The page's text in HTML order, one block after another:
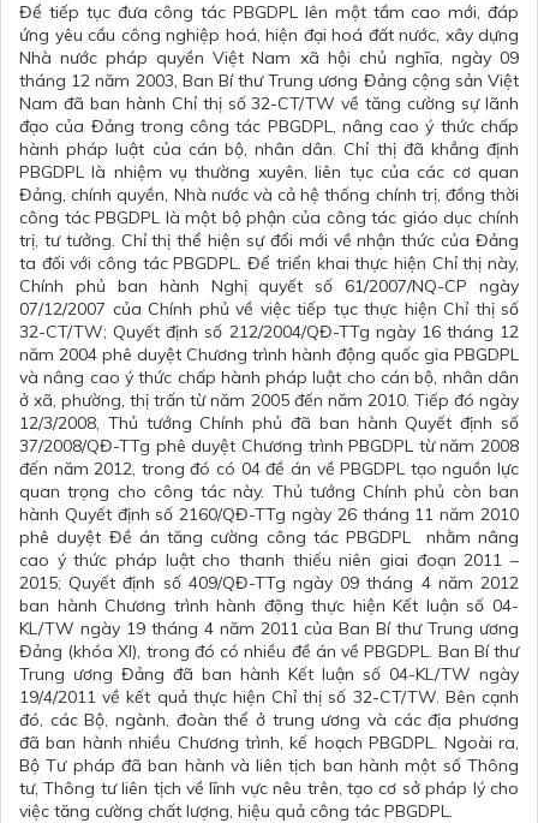
Để tiếp tục đưa công tác PBGDPL lên một tầm cao mới, đáp
ứng yêu cầu công nghiệp hoá, hiện đại hoá đất nước, xây dựng
Nhà nước pháp quyền Việt Nam xã hội chủ nghĩa, ngày 09
tháng 12 năm 2003, Ban Bí thư Trung ương Đảng cộng sản Việt
Nam đã ban hành Chỉ thị số 32-CT/TW về tăng cường sự lãnh
đạo của Đảng trong công tác PBGDPL, nâng cao ý thức chấp
hành pháp luật của cán bộ, nhân dân. Chỉ thị đã khẳng định
PBGDPL là nhiệm vụ thường xuyên, liên tục của các cơ quan
Đảng, chính quyền, Nhà nước và cả hệ thống chính trị, đồng thời
công tác PBGDPL là một bộ phận của công tác giáo dục chính
trị, tư tưởng. Chỉ thị thể hiện sự đổi mới về nhận thức của Đảng
ta đối với công tác PBGDPL. Để triển khai thực hiện Chỉ thị này,
Chính phủ ban hành Nghị quyết số 61/2007/NQ-CP ngày
07/12/2007 của Chính phủ về việc tiếp tục thực hiện Chỉ thị số
32-CT/TW; Quyết định số 212/2004/QĐ-TTg ngày 16 tháng 12
năm 2004 phê duyệt Chương trình hành động quốc gia PBGDPL
và nâng cao ý thức chấp hành pháp luật cho cán bộ, nhân dân
ở xã, phường, thị trấn từ năm 2005 đến năm 2010. Tiếp đó ngày
12/3/2008, Thủ tướng Chính phủ đã ban hành Quyết định số
37/2008/QĐ-TTg phê duyệt Chương trình PBGDPL từ năm 2008
đến năm 2012, trong đó có 04 đề án về PBGDPL tạo nguồn lực
quan trọng cho công tác này. Thủ tướng Chính phủ còn ban
hành Quyết định số 2160/QĐ-TTg ngày 26 tháng 11 năm 2010
phê duyệt Đề án tăng cường công tác PBGDPL nhằm nâng
cao ý thức pháp luật cho thanh thiếu niên giai đoạn 2011 –
2015; Quyết định số 409/QĐ-TTg ngày 09 tháng 4 năm 2012
ban hành Chương trình hành động thực hiện Kết luận số 04-
KL/TW ngày 19 tháng 4 năm 2011 của Ban Bí thư Trung ương
Đảng (khóa XI), trong đó có nhiều đề án về PBGDPL. Ban Bí thư
Trung ương Đảng đã ban hành Kết luận số 04-KL/TW ngày
19/4/2011 về kết quả thực hiện Chỉ thị số 32-CT/TW. Bên cạnh
đó, các Bộ, ngành, đoàn thể ở trung ương và các địa phương
đã ban hành nhiều Chương trình, kế hoạch PBGDPL. Ngoài ra,
Bộ Tư pháp đã ban hành và liên tịch ban hành một số Thông
tư, Thông tư liên tịch về lĩnh vực nêu trên, tạo cơ sở pháp lý cho
việc tăng cường chất lượng, hiệu quả công tác PBGDPL.